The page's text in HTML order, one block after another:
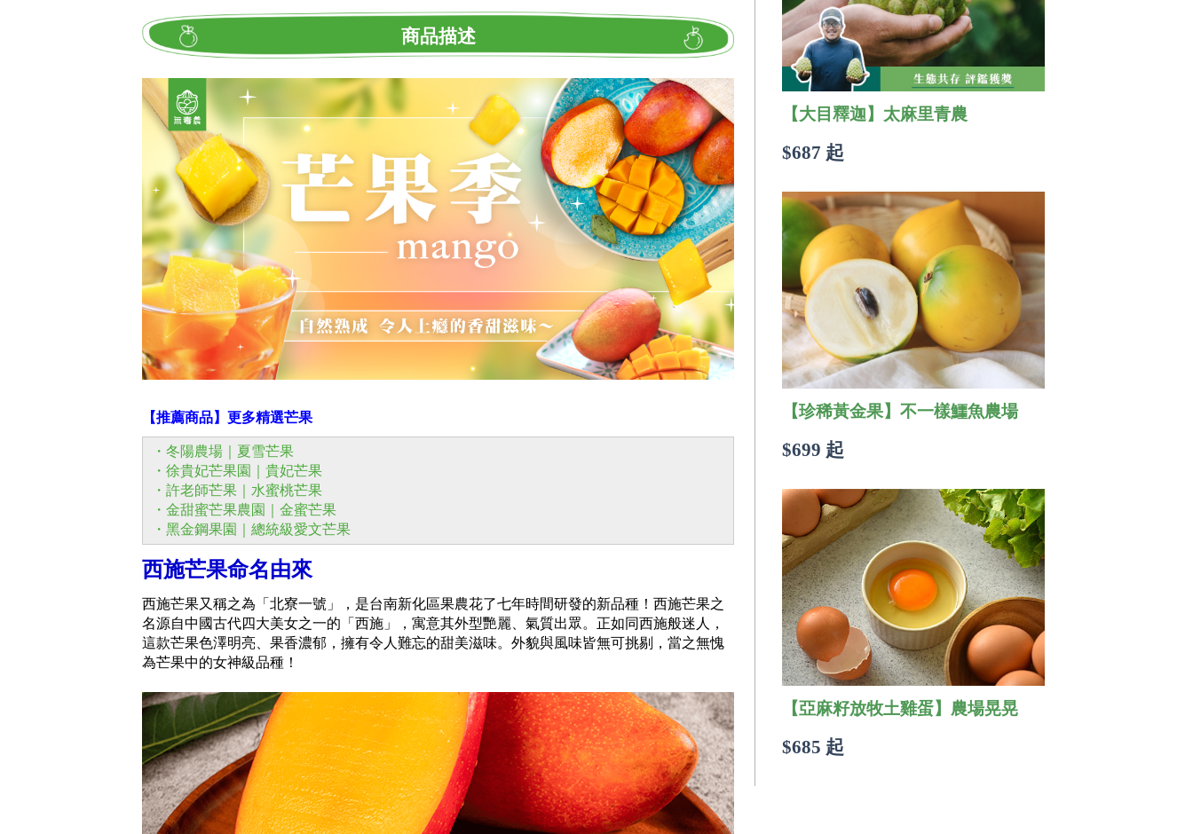
商品描述
【推薦商品】更多精選芒果
・冬陽農場｜夏雪芒果
・徐貴妃芒果園｜貴妃芒果
・許老師芒果｜水蜜桃芒果
・金甜蜜芒果農園｜金蜜芒果
・黑金鋼果園｜總統級愛文芒果
西施芒果命名由來
西施芒果又稱之為「北寮一號」，是台南新化區果農花了七年時間研發的新品種！西施芒果之
名源自中國古代四大美女之一的「西施」，寓意其外型艷麗、氣質出眾。正如同西施般迷人，
這款芒果色澤明亮、果香濃郁，擁有令人難忘的甜美滋味。外貌與風味皆無可挑剔，當之無愧
為芒果中的女神級品種！
【大目釋迦】太麻里青農
$687 起
【珍稀黃金果】不一樣鱷魚農場
$699 起
【亞麻籽放牧土雞蛋】農場晃晃
$685 起